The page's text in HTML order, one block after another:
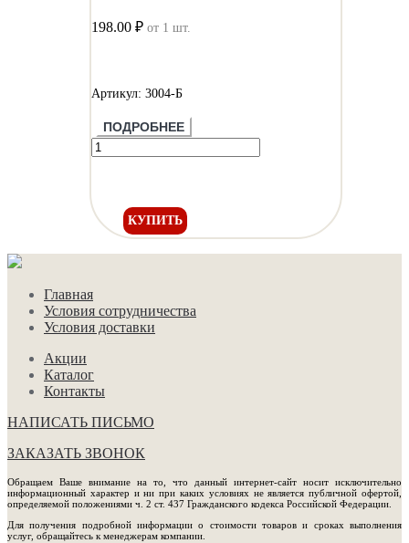
198.00 ₽ от 1 шт.
Артикул: 3004-Б
ПОДРОБНЕЕ
КУПИТЬ
Главная
Условия сотрудничества
Условия доставки
Акции
Каталог
Контакты
НАПИСАТЬ ПИСЬМО
ЗАКАЗАТЬ ЗВОНОК
Обращаем Ваше внимание на то, что данный интернет-сайт носит исключительно
информационный характер и ни при каких условиях не является публичной офертой,
определяемой положениями ч. 2 ст. 437 Гражданского кодекса Российской Федерации.
Для получения подробной информации о стоимости товаров и сроках выполнения
услуг, обращайтесь к менеджерам компании.